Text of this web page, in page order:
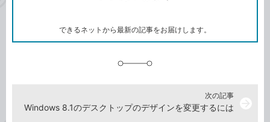
ク
できるネットから最新の記事をお届けします。
次の記事
Windows 8.1のデスクトップのデザインを変更するには